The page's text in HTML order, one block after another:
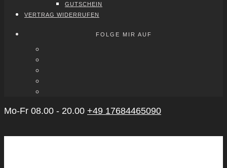
GUT­SCHEIN
VER­TRAG WIDER­RU­FEN
FOLGE MIR AUF
Mo-Fr 08.00 - 20.00 +49 17684465090